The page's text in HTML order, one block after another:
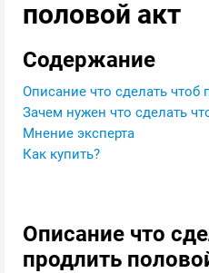
половой акт
Содержание
Описание что сделать чтоб
Зачем нужен что сделать
Мнение эксперта
Как купить?
Описание что
продлить